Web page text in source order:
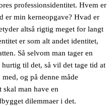
professionsidentitet. Hvem er
er min kerneopgave? Hvad er
altså rigtig meget for langt
er som alt andet identitet,
Så selvom man tager en
til det, så vil det tage tid at
og på denne måde
man have en
dilemmaer i det.